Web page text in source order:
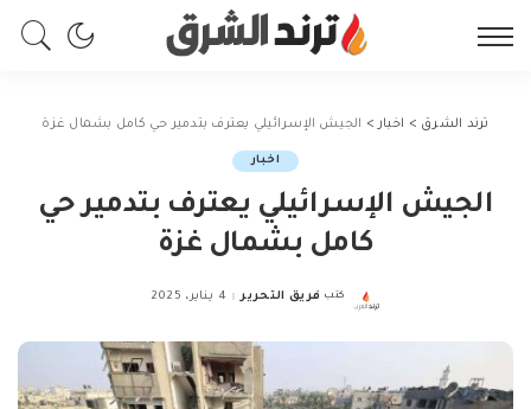
ترند الشرق > اخبار > الجيش الإسرائيلي يعترف بتدمير حي كامل بشمال غزة
اخبار
الجيش الإسرائيلي يعترف بتدمير حي
كامل بشمال غزة
Posted
كتب فريق التحرير 4 يناير، 2025